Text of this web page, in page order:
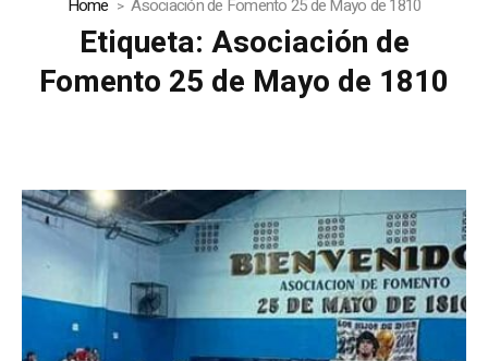
Home Asociación de Fomento 25 de Mayo de 1810
Etiqueta: Asociación de
Fomento 25 de Mayo de 1810